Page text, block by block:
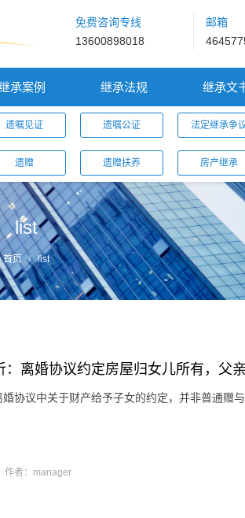
免费咨询专线
13600898018
邮箱
承案例 继承法规 继承文
遗嘱见证 遗嘱公证 法定继承争
遗赠 遗赠扶养 房产继承
list
首页 list
离婚协议约定房屋归女儿所有，父
协议中关于财产给予子女的约定，并非普通赠
作者： manager